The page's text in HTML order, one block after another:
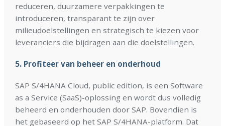
reduceren, duurzamere verpakkingen te
introduceren, transparant te zijn over
milieudoelstellingen en strategisch te kiezen voor
leveranciers die bijdragen aan die doelstellingen.
5. Profiteer van beheer en onderhoud
SAP S/4HANA Cloud, public edition, is een Software
as a Service (SaaS)-oplossing en wordt dus volledig
beheerd en onderhouden door SAP. Bovendien is
het gebaseerd op het SAP S/4HANA-platform. Dat